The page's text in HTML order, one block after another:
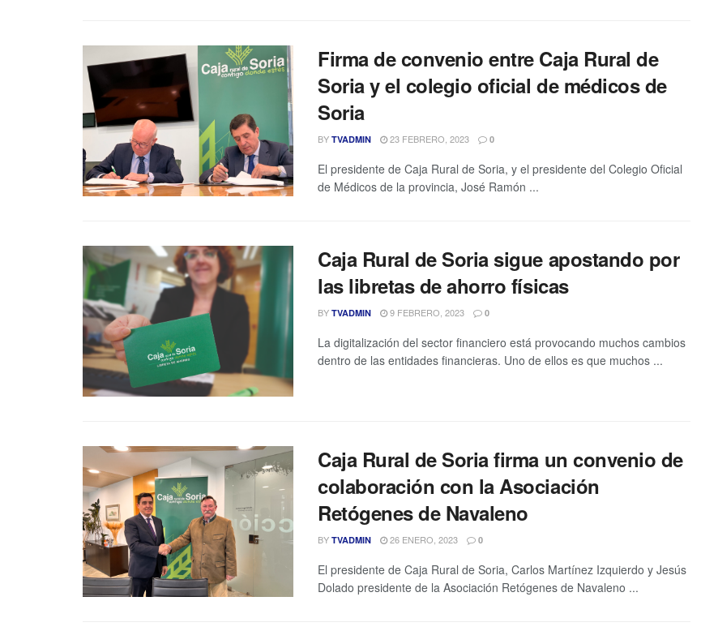
Firma de convenio entre Caja Rural de
Soria y el colegio oficial de médicos de
Soria
BY TVADMIN 23 FEBRERO, 2023 0
El presidente de Caja Rural de Soria, y el presidente del Colegio Oficial
de Médicos de la provincia, José Ramón ...
Caja Rural de Soria sigue apostando por
las libretas de ahorro físicas
BY TVADMIN 9 FEBRERO, 2023 0
La digitalización del sector financiero está provocando muchos cambios
dentro de las entidades financieras. Uno de ellos es que muchos ...
Caja Rural de Soria firma un convenio de
colaboración con la Asociación
Retógenes de Navaleno
BY TVADMIN 26 ENERO, 2023 0
El presidente de Caja Rural de Soria, Carlos Martínez Izquierdo y Jesús
Dolado presidente de la Asociación Retógenes de Navaleno ...